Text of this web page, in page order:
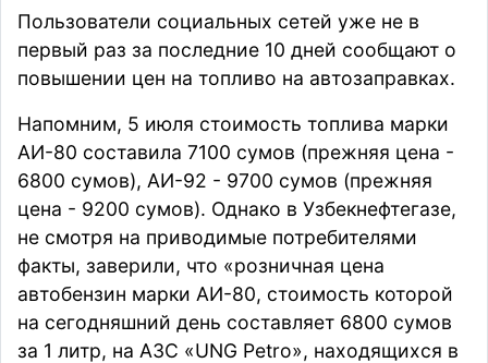
Пользователи социальных сетей уже не в
первый раз за последние 10 дней сообщают о
повышении цен на топливо на автозаправках.
Напомним, 5 июля стоимость топлива марки
АИ-80 составила 7100 сумов (прежняя цена -
6800 сумов), АИ-92 - 9700 сумов (прежняя
цена - 9200 сумов). Однако в Узбекнефтегазе,
не смотря на приводимые потребителями
факты, заверили, что «розничная цена
автобензин марки АИ-80, стоимость которой
на сегодняшний день составляет 6800 сумов
за 1 литр, на АЗС «UNG Petro», находящихся в